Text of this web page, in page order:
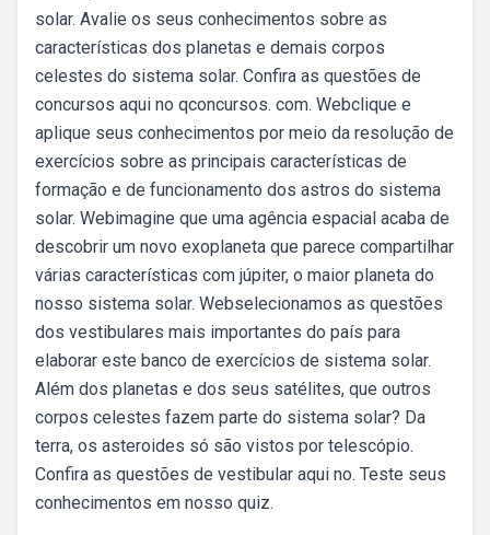
solar. Avalie os seus conhecimentos sobre as
características dos planetas e demais corpos
celestes do sistema solar. Confira as questões de
concursos aqui no qconcursos. com. Webclique e
aplique seus conhecimentos por meio da resolução de
exercícios sobre as principais características de
formação e de funcionamento dos astros do sistema
solar. Webimagine que uma agência espacial acaba de
descobrir um novo exoplaneta que parece compartilhar
várias características com júpiter, o maior planeta do
nosso sistema solar. Webselecionamos as questões
dos vestibulares mais importantes do país para
elaborar este banco de exercícios de sistema solar.
Além dos planetas e dos seus satélites, que outros
corpos celestes fazem parte do sistema solar? Da
terra, os asteroides só são vistos por telescópio.
Confira as questões de vestibular aqui no. Teste seus
conhecimentos em nosso quiz.